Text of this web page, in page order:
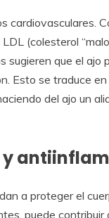
cardiovasculares.
(colesterol
sugieren que el ajo
Esto se traduce
del ajo un
a proteger el
puede